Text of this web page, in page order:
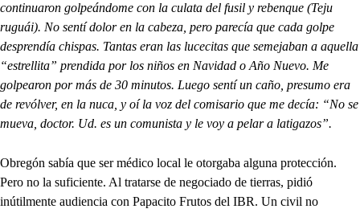
continuaron golpeándome con la culata del fusil y rebenque (Teju
ruguái). No sentí dolor en la cabeza, pero parecía que cada golpe
desprendía chispas. Tantas eran las lucecitas que semejaban a aquella
“estrellita” prendida por los niños en Navidad o Año Nuevo. Me
golpearon por más de 30 minutos. Luego sentí un caño, presumo era
de revólver, en la nuca, y oí la voz del comisario que me decía: “No se
mueva, doctor. Ud. es un comunista y le voy a pelar a latigazos”.
Obregón sabía que ser médico local le otorgaba alguna protección.
Pero no la suficiente. Al tratarse de negociado de tierras, pidió
inútilmente audiencia con Papacito Frutos del IBR. Un civil no